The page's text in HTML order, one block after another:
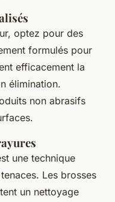
optez pour des
formulés pour
efficacement la
élimination.
non abrasifs
une technique
Les brosses
un nettoyage